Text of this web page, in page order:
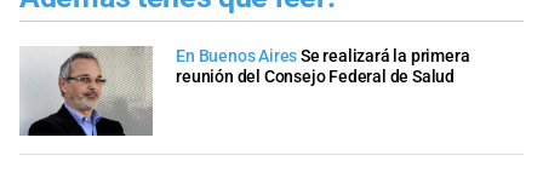
En Buenos AiresSe realizará la primera
reunión del Consejo Federal de Salud